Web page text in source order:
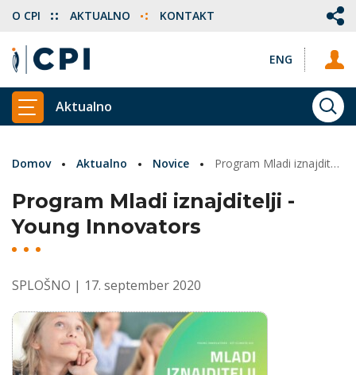
ENG
O CPI AKTUALNO KONTAKT
PRIKAŽI GLAVNI MENI
Aktualno
Domov Aktualno Novice Program Mladi iznajditelji
Program Mladi iznajditelji -
Young Innovators
SPLOŠNO | 17. september 2020